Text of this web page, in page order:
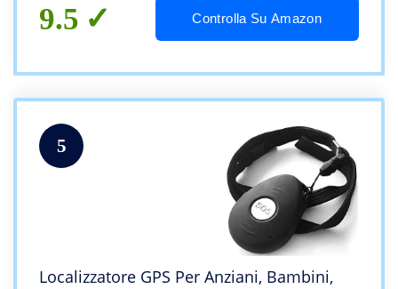
9.5 Controlla Su Amazon
5
Localizzatore GPS Per Anziani, Bambini,